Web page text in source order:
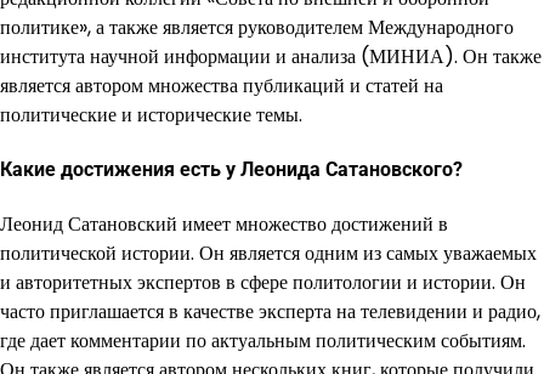
политике», а также является руководителем Международного
института научной информации и анализа (МИНИА). Он также
является автором множества публикаций и статей на
политические и исторические темы.
Какие достижения есть у Леонида Сатановского?
Леонид Сатановский имеет множество достижений в
политической истории. Он является одним из самых уважаемых
и авторитетных экспертов в сфере политологии и истории. Он
часто приглашается в качестве эксперта на телевидении и радио,
где дает комментарии по актуальным политическим событиям.